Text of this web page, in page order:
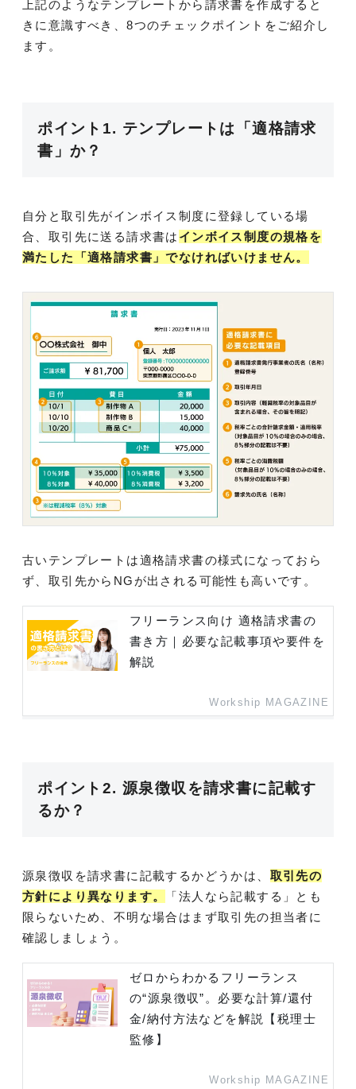
上記のようなテンプレートから請求書を作成すると
きに意識すべき、8つのチェックポイントをご紹介し
ます。
ポイント1. テンプレートは「適格請求
書」か？
自分と取引先がインボイス制度に登録している場
合、取引先に送る請求書は インボイス制度の規格を
満たした「適格請求書」でなければいけません。
古いテンプレートは適格請求書の様式になっておら
ず、取引先からNGが出される可能性も高いです。
フリーランス向け 適格請求書の
書き方｜必要な記載事項や要件を
解説
Workship MAGAZINE
ポイント2. 源泉徴収を請求書に記載す
るか？
源泉徴収を請求書に記載するかどうかは、 取引先の
方針により異なります。
「法人なら記載する」とも
限らないため、不明な場合はまず取引先の担当者に
確認しましょう。
ゼロからわかるフリーランス
の“源泉徴収”。必要な計算/還付
金/納付方法などを解説【税理士
監修】
Workship MAGAZINE